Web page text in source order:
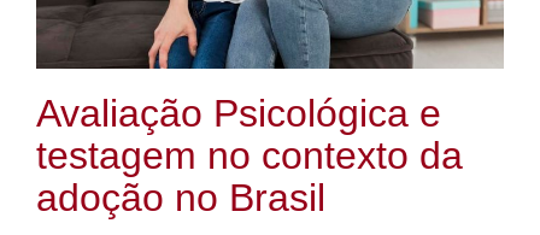
Avaliação Psicológica e
testagem no contexto da
adoção no Brasil